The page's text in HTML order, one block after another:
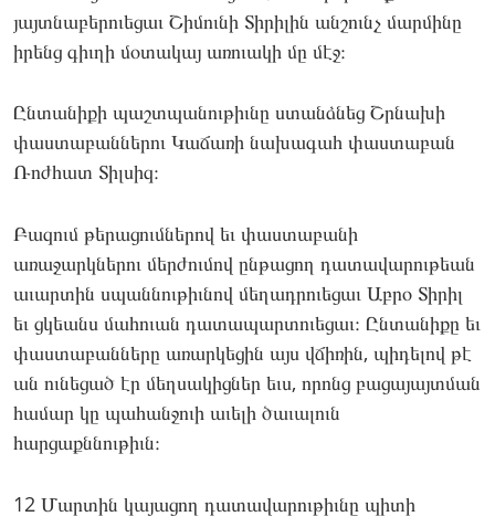
յայտնաբերուեցաւ Շիմունի Տիրիլին անշունչ մարմինը
իրենց գիւղի մօտակայ առուակի մը մէջ։
Ընտանիքի պաշտպանութիւնը ստանձնեց Շրնախի
փաստաբաններու Կաճառի նախագահ փաստաբան
Ռոժհատ Տիլսիզ։
Բազում թերացումներով եւ փաստաբանի
առաջարկներու մերժումով ընթացող դատավարութեան
աւարտին սպաննութիւնով մեղադրուեցաւ Աբրօ Տիրիլ
եւ ցկեանս մահուան դատապարտուեցաւ։ Ընտանիքը եւ
փաստաբանները առարկեցին այս վճիռին, պիդելով թէ
ան ունեցած էր մեղսակիցներ եւս, որոնց բացայայտման
համար կը պահանջուի աւելի ծաւալուն
հարցաքննութիւն։
12 Մարտին կայացող դատավարութիւնը պիտի